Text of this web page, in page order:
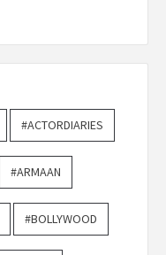
#ACTORDIARIES
#ARMAAN
#BOLLYWOOD